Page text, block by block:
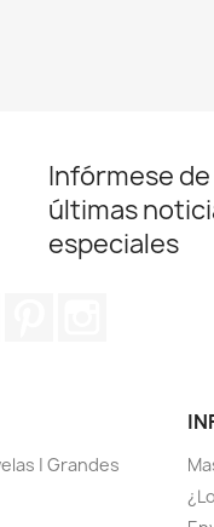
Infórmese
últimas
especiales
| Grandes